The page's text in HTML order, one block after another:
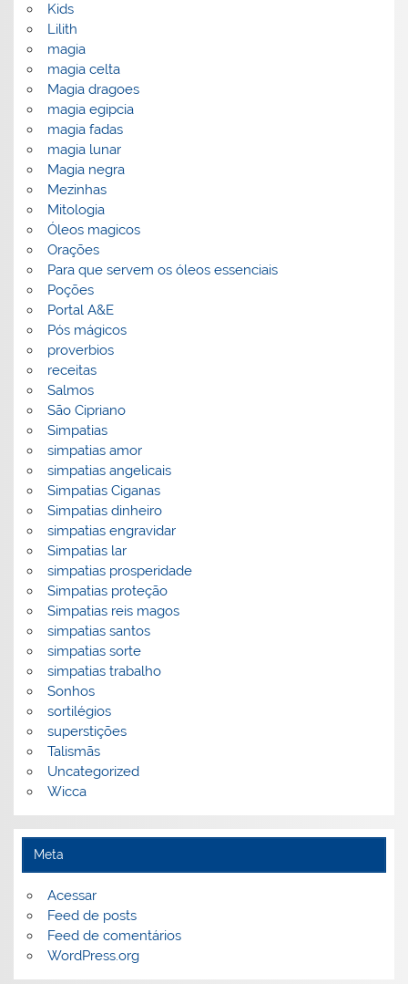
Kids
Lilith
magia
magia celta
Magia dragoes
magia egipcia
magia fadas
magia lunar
Magia negra
Mezinhas
Mitologia
Óleos magicos
Orações
Para que servem os óleos essenciais
Poções
Portal A&E
Pós mágicos
proverbios
receitas
Salmos
São Cipriano
Simpatias
simpatias amor
simpatias angelicais
Simpatias Ciganas
Simpatias dinheiro
simpatias engravidar
Simpatias lar
simpatias prosperidade
Simpatias proteção
Simpatias reis magos
simpatias santos
simpatias sorte
simpatias trabalho
Sonhos
sortilégios
superstições
Talismãs
Uncategorized
Wicca
Meta
Acessar
Feed de posts
Feed de comentários
WordPress.org